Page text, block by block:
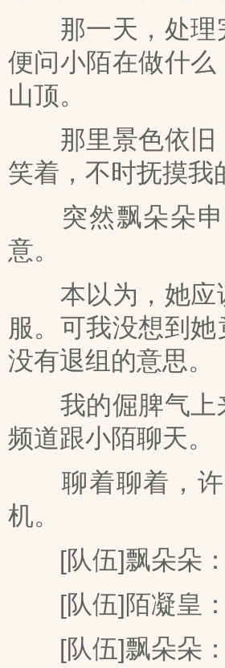
那一天，处理完
便问小陌在做什
山顶。
那里景色依旧，
笑着，不时抚摸我
突然飘朵朵申
意。
本以为，她应该
服。可我没想到
没有退组的意思。
我的倔脾气上来
频道跟小陌聊天。
聊着聊着，许
机。
[队伍]飘朵朵：
[队伍]陌凝皇：
[队伍]飘朵朵：